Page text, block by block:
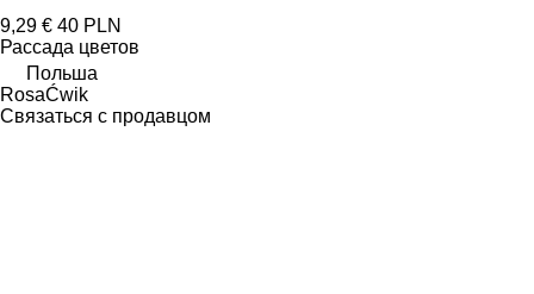
9,29 € 40 PLN
Рассада цветов
Польша
RosaĆwik
Связаться с продавцом